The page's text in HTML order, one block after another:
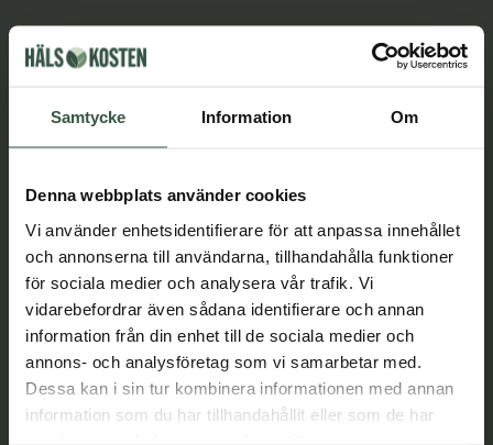
Samtycke Information Om
Denna webbplats använder cookies
Vi använder enhetsidentifierare för att anpassa innehållet
och annonserna till användarna, tillhandahålla funktioner
för sociala medier och analysera vår trafik. Vi
vidarebefordrar även sådana identifierare och annan
information från din enhet till de sociala medier och
annons- och analysföretag som vi samarbetar med.
Dessa kan i sin tur kombinera informationen med annan
information som du har tillhandahållit eller som de har
Ballongmagen kan vara IBS – 8 tips för en